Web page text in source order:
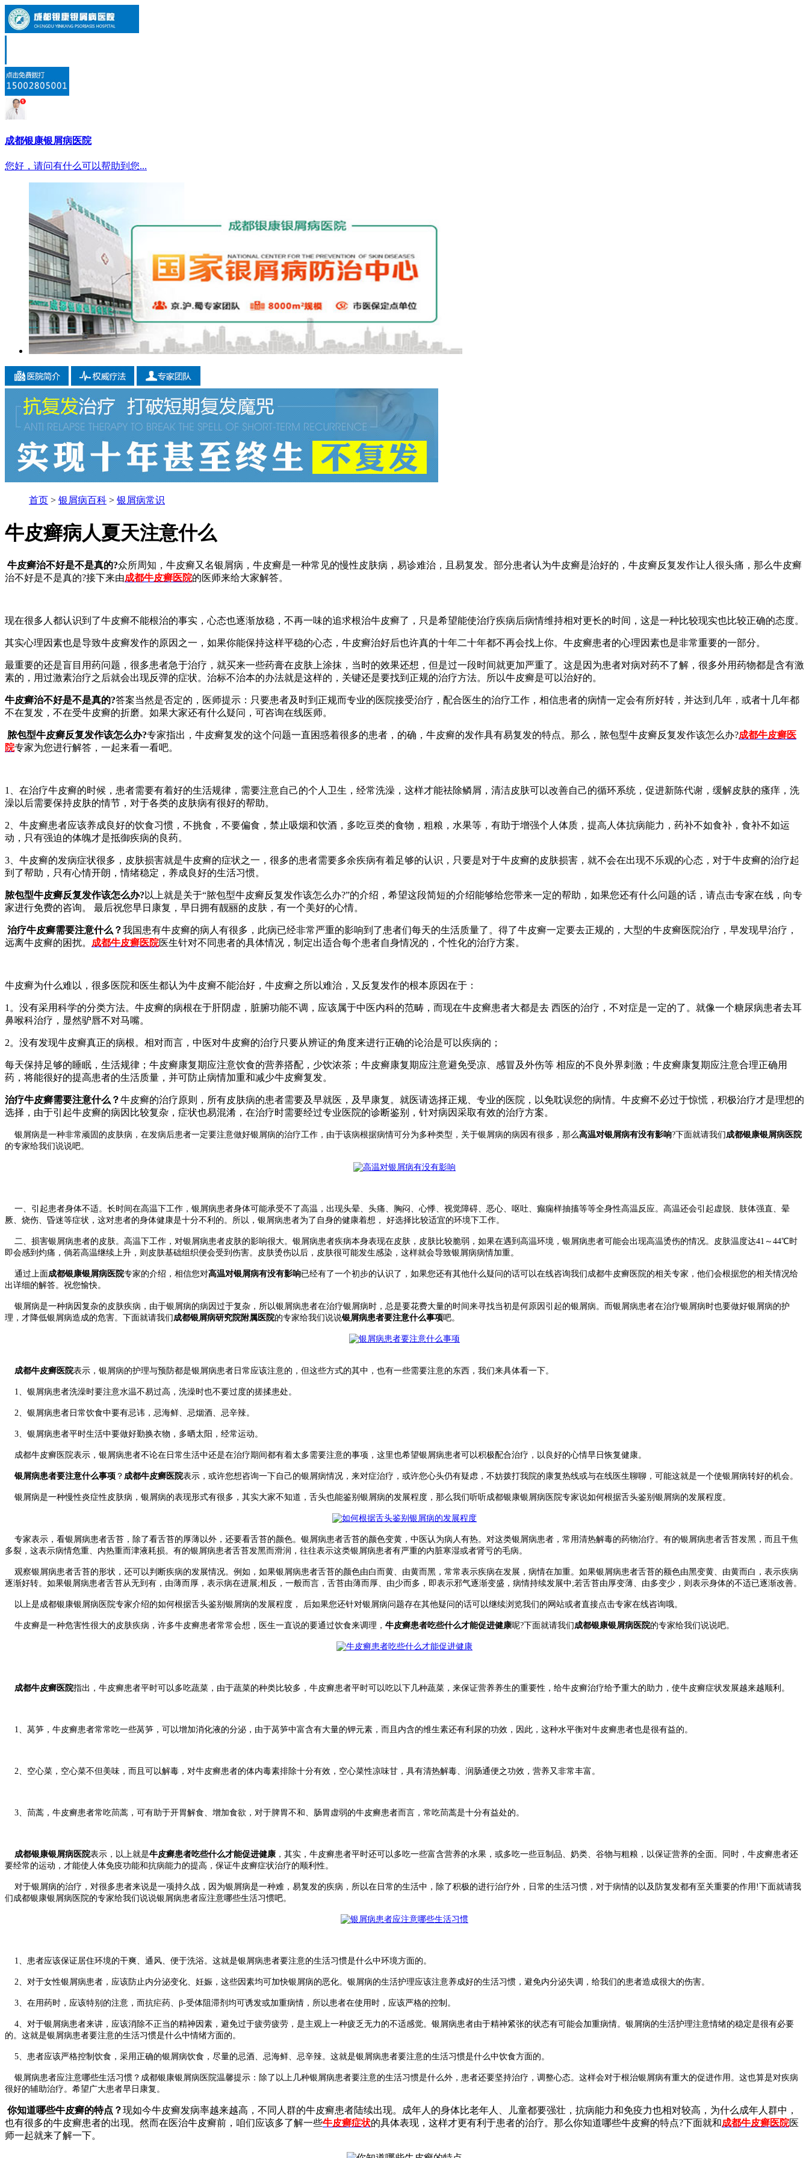
成都银康银屑病医院
您好，请问有什么可以帮助到您...
首页 > 银屑病百科 > 银屑病常识
牛皮癣病人夏天注意什么
牛皮癣治不好是不是真的?众所周知，牛皮癣又名银屑病，牛皮癣是一种常见的慢性皮肤病，易诊难治，且易复发。部分患者认为牛皮癣是治好的，牛皮癣反复发作让人很头痛，那么牛皮癣
治不好是不是真的?接下来由成都牛皮癣医院的医师来给大家解答。
现在很多人都认识到了牛皮癣不能根治的事实，心态也逐渐放稳，不再一味的追求根治牛皮癣了，只是希望能使治疗疾病后病情维持相对更长的时间，这是一种比较现实也比较正确的态度。
其实心理因素也是导致牛皮癣发作的原因之一，如果你能保持这样平稳的心态，牛皮癣治好后也许真的十年二十年都不再会找上你。牛皮癣患者的心理因素也是非常重要的一部分。
最重要的还是盲目用药问题，很多患者急于治疗，就买来一些药膏在皮肤上涂抹，当时的效果还想，但是过一段时间就更加严重了。这是因为患者对病对药不了解，很多外用药物都是含有激
素的，用过激素治疗之后就会出现反弹的症状。治标不治本的办法就是这样的，关键还是要找到正规的治疗方法。所以牛皮癣是可以治好的。
牛皮癣治不好是不是真的?答案当然是否定的，医师提示：只要患者及时到正规而专业的医院接受治疗，配合医生的治疗工作，相信患者的病情一定会有所好转，并达到几年，或者十几年都
不在复发，不在受牛皮癣的折磨。如果大家还有什么疑问，可咨询在线医师。
脓包型牛皮癣反复发作该怎么办?专家指出，牛皮癣复发的这个问题一直困惑着很多的患者，的确，牛皮癣的发作具有易复发的特点。那么，脓包型牛皮癣反复发作该怎么办?成都牛皮癣医
院专家为您进行解答，一起来看一看吧。
1、在治疗牛皮癣的时候，患者需要有着好的生活规律，需要注意自己的个人卫生，经常洗澡，这样才能祛除鳞屑，清洁皮肤可以改善自己的循环系统，促进新陈代谢，缓解皮肤的瘙痒，洗
澡以后需要保持皮肤的情节，对于各类的皮肤病有很好的帮助。
2、牛皮癣患者应该养成良好的饮食习惯，不挑食，不要偏食，禁止吸烟和饮酒，多吃豆类的食物，粗粮，水果等，有助于增强个人体质，提高人体抗病能力，药补不如食补，食补不如运
动，只有强迫的体魄才是抵御疾病的良药。
3、牛皮癣的发病症状很多，皮肤损害就是牛皮癣的症状之一，很多的患者需要多余疾病有着足够的认识，只要是对于牛皮癣的皮肤损害，就不会在出现不乐观的心态，对于牛皮癣的治疗起
到了帮助，只有心情开朗，情绪稳定，养成良好的生活习惯。
脓包型牛皮癣反复发作该怎么办? 以上就是关于“脓包型牛皮癣反复发作该怎么办?”的介绍，希望这段简短的介绍能够给您带来一定的帮助，如果您还有什么问题的话，请点击专家在线，向专
家进行免费的咨询。 最后祝您早日康复，早日拥有靓丽的皮肤，有一个美好的心情。
治疗牛皮癣需要注意什么？我国患有牛皮癣的病人有很多，此病已经非常严重的影响到了患者们每天的生活质量了。得了牛皮癣一定要去正规的，大型的牛皮癣医院治疗，早发现早治疗，
远离牛皮癣的困扰。 成都牛皮癣医院医生针对不同患者的具体情况，制定出适合每个患者自身情况的，个性化的治疗方案。
牛皮癣为什么难以，很多医院和医生都认为牛皮癣不能治好，牛皮癣之所以难治，又反复发作的根本原因在于：
1。没有采用科学的分类方法。牛皮癣的病根在于肝阴虚，脏腑功能不调，应该属于中医内科的范畴，而现在牛皮癣患者大都是去 西医的治疗，不对症是一定的了。就像一个糖尿病患者去耳
鼻喉科治疗，显然驴唇不对马嘴。
2。没有发现牛皮癣真正的病根。相对而言，中医对牛皮癣的治疗只要从辨证的角度来进行正确的论治是可以疾病的；
每天保持足够的睡眠，生活规律；牛皮癣康复期应注意饮食的营养搭配，少饮浓茶；牛皮癣康复期应注意避免受凉、感冒及外伤等 相应的不良外界刺激；牛皮癣康复期应注意合理正确用
药，将能很好的提高患者的生活质量，并可防止病情加重和减少牛皮癣复发。
治疗牛皮癣需要注意什么？牛皮癣的治疗原则，所有皮肤病的患者需要及早就医，及早康复。就医请选择正规、专业的医院，以免耽误您的病情。牛皮癣不必过于惊慌，积极治疗才是理想的
选择，由于引起牛皮癣的病因比较复杂，症状也易混淆，在治疗时需要经过专业医院的诊断鉴别，针对病因采取有效的治疗方案。
银屑病是一种非常顽固的皮肤病，在发病后患者一定要注意做好银屑病的治疗工作，由于该病根据病情可分为多种类型，关于银屑病的病因有很多，那么高温对银屑病有没有影响?下面就请我们成都银康银屑病医院
的专家给我们说说吧。
一、引起患者身体不适。长时间在高温下工作，银屑病患者身体可能承受不了高温，出现头晕、头痛、胸闷、心悸、视觉障碍、恶心、呕吐、癫痫样抽搐等等全身性高温反应。高温还会引起虚脱、肢体强直、晕
厥、烧伤、昏迷等症状，这对患者的身体健康是十分不利的。所以，银屑病患者为了自身的健康着想， 好选择比较适宜的环境下工作。
二、损害银屑病患者的皮肤。高温下工作，对银屑病患者皮肤的影响很大。银屑病患者疾病本身表现在皮肤，皮肤比较脆弱，如果在遇到高温环境，银屑病患者可能会出现高温烫伤的情况。皮肤温度达41～44℃时
即会感到灼痛，倘若高温继续上升，则皮肤基础组织便会受到伤害。皮肤烫伤以后，皮肤很可能发生感染，这样就会导致银屑病病情加重。
通过上面成都银康银屑病医院专家的介绍，相信您对高温对银屑病有没有影响已经有了一个初步的认识了，如果您还有其他什么疑问的话可以在线咨询我们成都牛皮癣医院的相关专家，他们会根据您的相关情况给
出详细的解答。祝您愉快。
银屑病是一种病因复杂的皮肤疾病，由于银屑病的病因过于复杂，所以银屑病患者在治疗银屑病时，总是要花费大量的时间来寻找当初是何原因引起的银屑病。而银屑病患者在治疗银屑病时也要做好银屑病的护
理，才降低银屑病造成的危害。下面就请我们成都银屑病研究院附属医院的专家给我们说说银屑病患者要注意什么事项吧。
成都牛皮癣医院表示，银屑病的护理与预防都是银屑病患者日常应该注意的，但这些方式的其中，也有一些需要注意的东西，我们来具体看一下。
1、银屑病患者洗澡时要注意水温不易过高，洗澡时也不要过度的搓揉患处。
2、银屑病患者日常饮食中要有忌讳，忌海鲜、忌烟酒、忌辛辣。
3、银屑病患者平时生活中要做好勤换衣物，多晒太阳，经常运动。
成都牛皮癣医院表示，银屑病患者不论在日常生活中还是在治疗期间都有着太多需要注意的事项，这里也希望银屑病患者可以积极配合治疗，以良好的心情早日恢复健康。
银屑病患者要注意什么事项 ？ 成都牛皮癣医院表示，或许您想咨询一下自己的银屑病情况，来对症治疗，或许您心头仍有疑虑，不妨拨打我院的康复热线或与在线医生聊聊，可能这就是一个使银屑病转好的机会。
银屑病是一种慢性炎症性皮肤病，银屑病的表现形式有很多，其实大家不知道，舌头也能鉴别银屑病的发展程度，那么我们听听成都银康银屑病医院专家说如何根据舌头鉴别银屑病的发展程度。
专家表示，看银屑病患者舌苔，除了看舌苔的厚薄以外，还要看舌苔的颜色。银屑病患者舌苔的颜色变黄，中医认为病人有热。对这类银屑病患者，常用清热解毒的药物治疗。有的银屑病患者舌苔发黑，而且干焦
多裂，这表示病情危重、内热重而津液耗损。有的银屑病患者舌苔发黑而滑润，往往表示这类银屑病患者有严重的内脏寒湿或者肾亏的毛病。
观察银屑病患者舌苔的形状，还可以判断疾病的发展情况。例如，如果银屑病患者舌苔的颜色由白而黄、由黄而黑，常常表示疾病在发展，病情在加重。如果银屑病患者舌苔的额色由黑变黄、由黄而白，表示疾病
逐渐好转。如果银屑病患者舌苔从无到有，由薄而厚，表示病在进展;相反，一般而言，舌苔由薄而厚、由少而多，即表示邪气逐渐变盛，病情持续发展中;若舌苔由厚变薄、由多变少，则表示身体的不适已逐渐改善。
以上是成都银康银屑病医院专家介绍的如何根据舌头鉴别银屑病的发展程度， 后如果您还针对银屑病问题存在其他疑问的话可以继续浏览我们的网站或者直接点击专家在线咨询哦。
牛皮癣是一种危害性很大的皮肤疾病，许多牛皮癣患者常常会想，医生一直说的要通过饮食来调理， 牛皮癣患者吃些什么才能促进健康呢?下面就请我们成都银康银屑病医院的专家给我们说说吧。
成都牛皮癣医院指出，牛皮癣患者平时可以多吃蔬菜，由于蔬菜的种类比较多，牛皮癣患者平时可以吃以下几种蔬菜，来保证营养养生的重要性，给牛皮癣治疗给予重大的助力，使牛皮癣症状发展越来越顺利。
1、莴笋，牛皮癣患者常常吃一些莴笋，可以增加消化液的分泌，由于莴笋中富含有大量的钾元素，而且内含的维生素还有利尿的功效，因此，这种水平衡对牛皮癣患者也是很有益的。
2、空心菜，空心菜不但美味，而且可以解毒，对牛皮癣患者的体内毒素排除十分有效，空心菜性凉味甘，具有清热解毒、润肠通便之功效，营养又非常丰富。
3、茼蒿，牛皮癣患者常吃茼蒿，可有助于开胃解食、增加食欲，对于脾胃不和、肠胃虚弱的牛皮癣患者而言，常吃茼蒿是十分有益处的。
成都银康银屑病医院表示，以上就是牛皮癣患者吃些什么才能促进健康 ，其实，牛皮癣患者平时还可以多吃一些富含营养的水果，或多吃一些豆制品、奶类、谷物与粗粮，以保证营养的全面。同时，牛皮癣患者还
要经常的运动，才能使人体免疫功能和抗病能力的提高，保证牛皮癣症状治疗的顺利性。
对于银屑病的治疗，对很多患者来说是一项持久战，因为银屑病是一种难，易复发的疾病，所以在日常的生活中，除了积极的进行治疗外，日常的生活习惯，对于病情的以及防复发都有至关重要的作用!下面就请我
们成都银康银屑病医院的专家给我们说说银屑病患者应注意哪些生活习惯吧。
1、患者应该保证居住环境的干爽、通风、便于洗浴。这就是银屑病患者要注意的生活习惯是什么中环境方面的。
2、对于女性银屑病患者，应该防止内分泌变化、妊娠，这些因素均可加快银屑病的恶化。银屑病的生活护理应该注意养成好的生活习惯，避免内分泌失调，给我们的患者造成很大的伤害。
3、在用药时，应该特别的注意，而抗疟药、β-受体阻滞剂均可诱发或加重病情，所以患者在使用时，应该严格的控制。
4、对于银屑病患者来讲，应该消除不正当的精神因素，避免过于疲劳疲劳，是主观上一种疲乏无力的不适感觉。银屑病患者由于精神紧张的状态有可能会加重病情。银屑病的生活护理注意情绪的稳定是很有必要
的。这就是银屑病患者要注意的生活习惯是什么中情绪方面的。
5、患者应该严格控制饮食，采用正确的银屑病饮食，尽量的忌酒、忌海鲜、忌辛辣。这就是银屑病患者要注意的生活习惯是什么中饮食方面的。
银屑病患者应注意哪些生活习惯？成都银康银屑病医院温馨提示：除了以上几种银屑病患者要注意的生活习惯是什么外，患者还要坚持治疗，调整心态。这样会对于根治银屑病有重大的促进作用。这也算是对疾病
很好的辅助治疗。希望广大患者早日康复。
你知道哪些牛皮癣的特点？现如今牛皮癣发病率越来越高，不同人群的牛皮癣患者陆续出现。成年人的身体比老年人、儿童都要强壮，抗病能力和免疫力也相对较高，为什么成年人群中，
也有很多的牛皮癣患者的出现。然而在医治牛皮癣前，咱们应该多了解一些牛皮癣症状的具体表现，这样才更有利于患者的治疗。那么你知道哪些牛皮癣的特点?下面就和成都牛皮癣医院医
师一起就来了解一下。